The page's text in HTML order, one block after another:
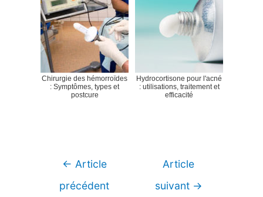
Chirurgie des hémorroïdes
: Symptômes, types et
postcure
Hydrocortisone pour l'acné
: utilisations, traitement et
efficacité
Navigation
← Article
précédent
Article
suivant →